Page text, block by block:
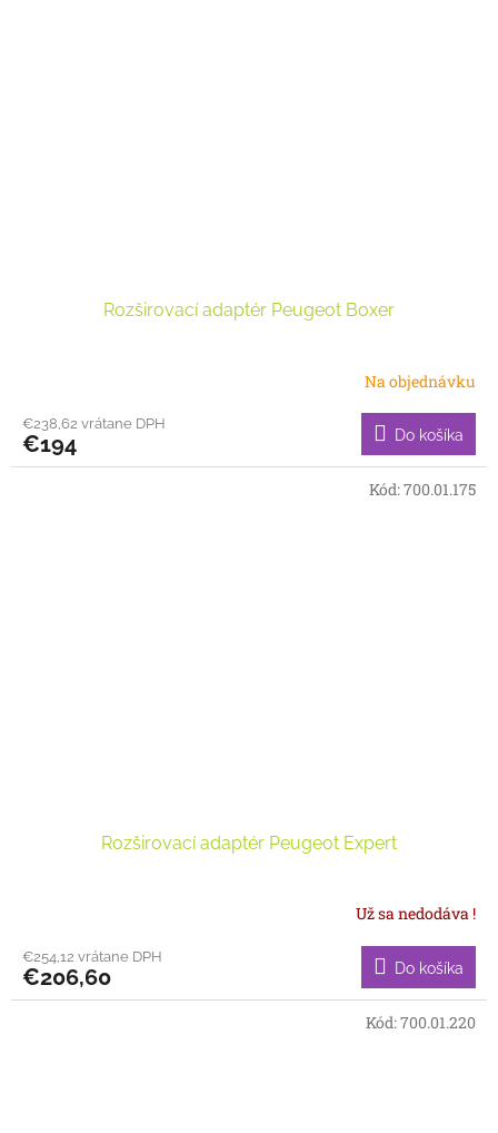
Rozširovací adaptér Peugeot Boxer
Na objednávku
€238,62 vrátane DPH
€194 Do košíka
Rozširovací adaptér Peugeot Expert
Už sa nedodáva !
€254,12 vrátane DPH
€206,60 Do košíka
Kód:700.01.175
Kód:700.01.220